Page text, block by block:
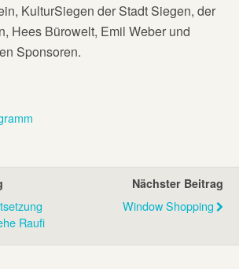
KulturSiegen der Stadt Siegen, der
Hees Bürowelt, Emil Weber und
Sponsoren.
Raufi
Nächster Beitrag
Window Shopping